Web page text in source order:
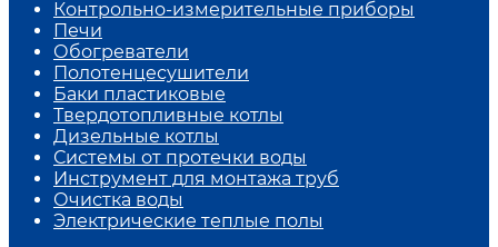
Контрольно-измерительные приборы
Печи
Обогреватели
Полотенцесушители
Баки пластиковые
Твердотопливные котлы
Дизельные котлы
Системы от протечки воды
Инструмент для монтажа труб
Очистка воды
Электрические теплые полы